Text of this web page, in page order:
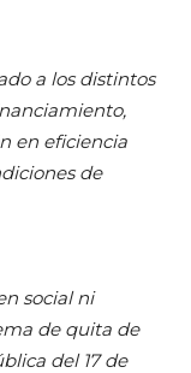
a los distintos
en eficiencia
de
social ni
de quita de
del 17 de